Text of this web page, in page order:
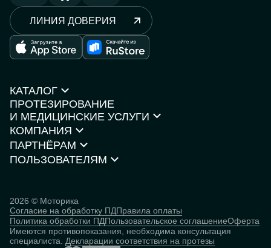
ЛИНИЯ ДОВЕРИЯ
КАТАЛОГ
Протезы рук
Протезы ног
Кресла-коляски
Каталог товаров
Нейростимуляторы
КОМПАНИЯ
О компании
Контакты
ПОЛЬЗОВАТЕЛЯМ
База знаний
Человек
кибернетический
ПРОТЕЗИРОВАНИЕ
И МЕДИЦИНСКИЕ УСЛУГИ
Моторика Орто
ПАРТНЁРАМ
Партнёрская программа
2026 © Моторика
Согласие на обработку ПДПравила оплаты
Политика обработки ПДПользовательское соглашениеОферта
Имеются противопоказания, необходима консультация
специалиста. Декларации соответствия на протезы